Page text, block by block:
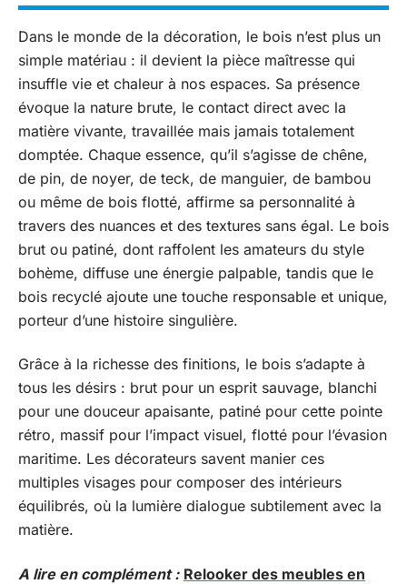
Dans le monde de la décoration, le bois n’est plus un
simple matériau : il devient la pièce maîtresse qui
insuffle vie et chaleur à nos espaces. Sa présence
évoque la nature brute, le contact direct avec la
matière vivante, travaillée mais jamais totalement
domptée. Chaque essence, qu’il s’agisse de chêne,
de pin, de noyer, de teck, de manguier, de bambou
ou même de bois flotté, affirme sa personnalité à
travers des nuances et des textures sans égal. Le bois
brut ou patiné, dont raffolent les amateurs du style
bohème, diffuse une énergie palpable, tandis que le
bois recyclé ajoute une touche responsable et unique,
porteur d’une histoire singulière.
Grâce à la richesse des finitions, le bois s’adapte à
tous les désirs : brut pour un esprit sauvage, blanchi
pour une douceur apaisante, patiné pour cette pointe
rétro, massif pour l’impact visuel, flotté pour l’évasion
maritime. Les décorateurs savent manier ces
multiples visages pour composer des intérieurs
équilibrés, où la lumière dialogue subtilement avec la
matière.
A lire en complément : Relooker des meubles en